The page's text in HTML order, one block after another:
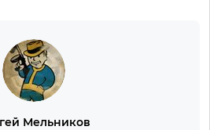
Мельников